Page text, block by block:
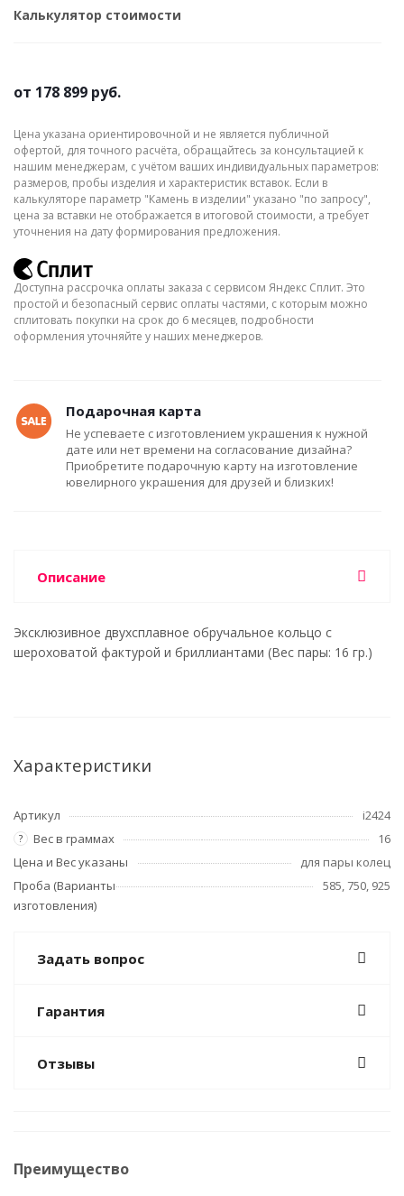
Калькулятор стоимости
от 178 899 руб.
Цена указана ориентировочной и не является публичной
офертой, для точного расчёта, обращайтесь за консультацией к
нашим менеджерам, с учётом ваших индивидуальных параметров:
размеров, пробы изделия и характеристик вставок. Если в
калькуляторе параметр "Камень в изделии" указано "по запросу",
цена за вставки не отображается в итоговой стоимости, а требует
уточнения на дату формирования предложения.
Доступна рассрочка оплаты заказа с сервисом Яндекс Сплит. Это
простой и безопасный сервис оплаты частями, с которым можно
сплитовать покупки на срок до 6 месяцев, подробности
оформления уточняйте у наших менеджеров.
Подарочная карта
Не успеваете с изготовлением украшения к нужной
дате или нет времени на согласование дизайна?
Приобретите подарочную карту на изготовление
ювелирного украшения для друзей и близких!
Описание
Эксклюзивное двухсплавное обручальное кольцо с
шероховатой фактурой и бриллиантами (Вес пары: 16 гр.)
Характеристики
Артикул i2424
? Вес в граммах
16
Цена и Вес указаны
для пары колец
Проба (Варианты
изготовления)
585, 750, 925
Задать вопрос
Гарантия
Отзывы
Преимущество